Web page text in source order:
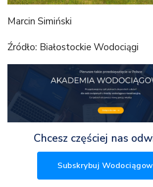
Marcin Simiński
Źródło: Białostockie Wodociągi
Chcesz częściej nas
Subskrybuj